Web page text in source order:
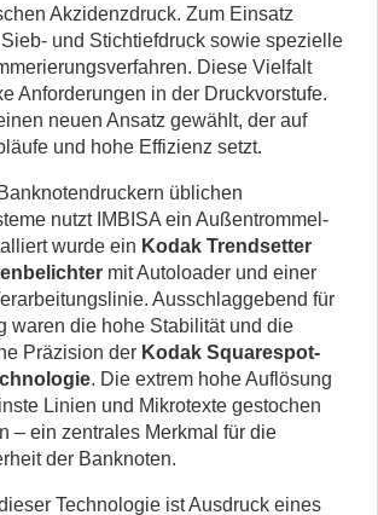
Akzidenzdruck. Zum Einsatz
Sieb- und Stichtiefdruck sowie spezielle
Diese Vielfalt
Anforderungen in der Druckvorstufe.
neuen Ansatz gewählt, der auf
und hohe Effizienz setzt.
üblichen
nutzt IMBISA ein Außentrommel-
wurde ein Kodak Trendsetter
mit Autoloader und einer
Ausschlaggebend für
waren die hohe Stabilität und die
Präzision der Kodak Squarespot-
. Die extrem hohe Auflösung
Linien und Mikrotexte gestochen
– ein zentrales Merkmal für die
der Banknoten.
Technologie ist Ausdruck eines